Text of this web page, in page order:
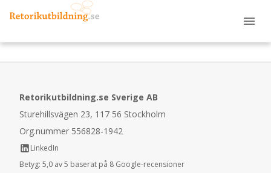
Retorikutbildning.se Sverige AB
Sturehillsvägen 23, 117 56 Stockholm
Org.nummer 556828-1942
LinkedIn
Betyg: 5,0 av 5 baserat på 8 Google-recensioner